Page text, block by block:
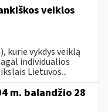
veiklos
kurie vykdys veiklą
individualios
Lietuvos...
m. balandžio 28